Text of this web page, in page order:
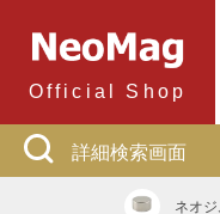
Official Shop
詳細検索画面
ネオ